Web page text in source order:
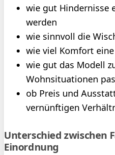
wie gut Hindernisse
werden
wie sinnvoll die
wie viel Komfort
wie gut das Modell
Wohnsituationen
ob Preis und
vernünftigen
Unterschied zwischen
Einordnung